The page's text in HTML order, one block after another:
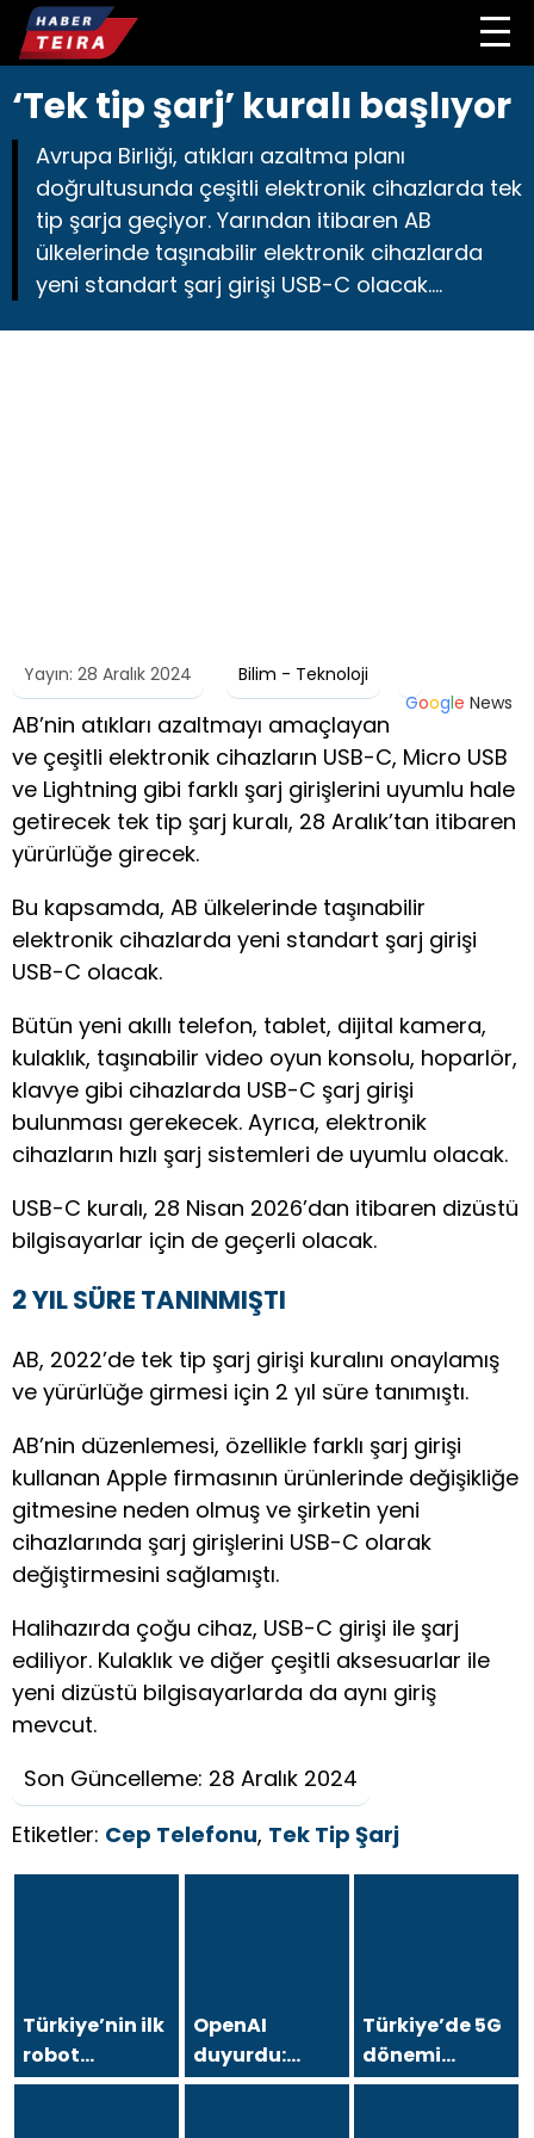
‘Tek tip şarj’ kuralı başlıyor
Avrupa Birliği, atıkları azaltma planı
doğrultusunda çeşitli elektronik cihazlarda tek
tip şarja geçiyor. Yarından itibaren AB
ülkelerinde taşınabilir elektronik cihazlarda
yeni standart şarj girişi USB-C olacak….
Yayın: 28 Aralık 2024
Bilim - Teknoloji
Google News
AB’nin atıkları azaltmayı amaçlayan
ve çeşitli elektronik cihazların USB-C, Micro USB
ve Lightning gibi farklı şarj girişlerini uyumlu hale
getirecek tek tip şarj kuralı, 28 Aralık’tan itibaren
yürürlüğe girecek.
Bu kapsamda, AB ülkelerinde taşınabilir
elektronik cihazlarda yeni standart şarj girişi
USB-C olacak.
Bütün yeni akıllı telefon, tablet, dijital kamera,
kulaklık, taşınabilir video oyun konsolu, hoparlör,
klavye gibi cihazlarda USB-C şarj girişi
bulunması gerekecek. Ayrıca, elektronik
cihazların hızlı şarj sistemleri de uyumlu olacak.
USB-C kuralı, 28 Nisan 2026’dan itibaren dizüstü
bilgisayarlar için de geçerli olacak.
2 YIL SÜRE TANINMIŞTI
AB, 2022’de tek tip şarj girişi kuralını onaylamış
ve yürürlüğe girmesi için 2 yıl süre tanımıştı.
AB’nin düzenlemesi, özellikle farklı şarj girişi
kullanan Apple firmasının ürünlerinde değişikliğe
gitmesine neden olmuş ve şirketin yeni
cihazlarında şarj girişlerini USB-C olarak
değiştirmesini sağlamıştı.
Halihazırda çoğu cihaz, USB-C girişi ile şarj
ediliyor. Kulaklık ve diğer çeşitli aksesuarlar ile
yeni dizüstü bilgisayarlarda da aynı giriş
mevcut.
Son Güncelleme: 28 Aralık 2024
Etiketler: Cep Telefonu, Tek Tip Şarj
Türkiye’nin ilk
robot
savaşları ligi
OpenAI
duyurdu:
ChatGPT Go
Türkiye’de 5G
dönemi
başlıyor: hem